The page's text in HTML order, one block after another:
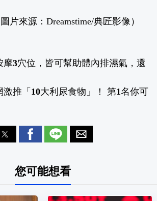
片來源：Dreamstime/典匠影像）
3穴位，皆可幫助體內排濕氣，還
推「10大利尿食物」！ 第1名你可
您可能想看